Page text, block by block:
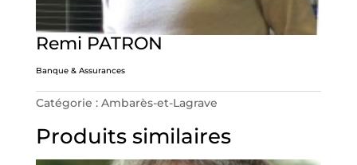
Remi PATRON
Banque & Assurances
Catégorie : Ambarès-et-Lagrave
Produits similaires